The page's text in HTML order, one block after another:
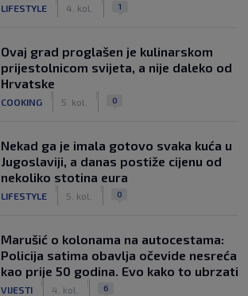
LIFESTYLE 4. kol. 1
Ovaj grad proglašen je kulinarskom
prijestolnicom svijeta, a nije daleko od
Hrvatske
COOKING 5. kol. 0
Nekad ga je imala gotovo svaka kuća u
Jugoslaviji, a danas postiže cijenu od
nekoliko stotina eura
LIFESTYLE 5. kol. 0
Marušić o kolonama na autocestama:
Policija satima obavlja očevide nesreća
kao prije 50 godina. Evo kako to ubrzati
VIJESTI 4. kol. 6